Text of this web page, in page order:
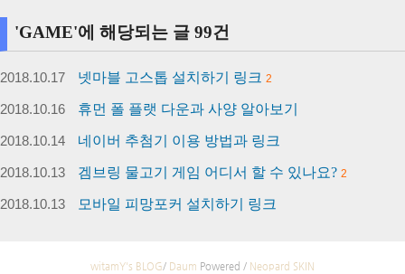
'GAME'에 해당되는 글 99건
2018.10.17 넷마블 고스톱 설치하기 링크 2
2018.10.16 휴먼 폴 플랫 다운과 사양 알아보기
2018.10.14 네이버 추첨기 이용 방법과 링크
2018.10.13 겜브링 물고기 게임 어디서 할 수 있나요? 2
2018.10.13 모바일 피망포커 설치하기 링크
witamY's BLOG/ Daum Powered / Neopard SKIN